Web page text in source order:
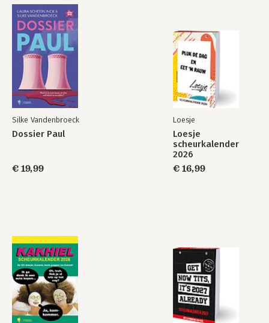
Silke Vandenbroeck
Dossier Paul
€ 19,99
Loesje
Loesje
scheurkalender
2026
€ 16,99